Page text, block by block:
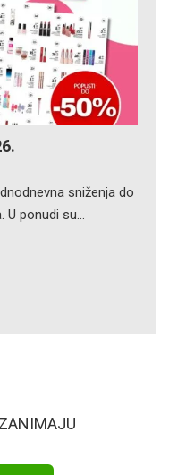
sniženja do
U ponudi su…